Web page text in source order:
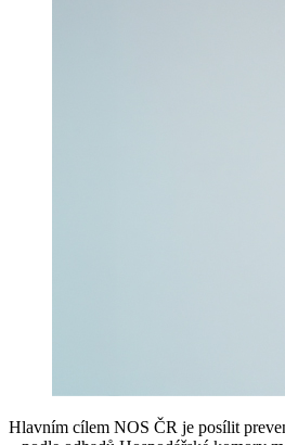
Hlavním cílem NOS ČR je posílit